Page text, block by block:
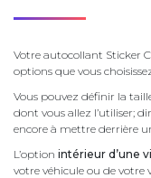
Votre autocollant Sticker
options que vous
Vous pouvez définir la
dont vous allez l’utiliser;
encore à mettre derrière
L’option intérieur d’une
votre véhicule ou de